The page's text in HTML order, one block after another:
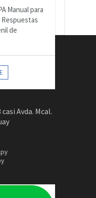
Manual para
de
Avda. Mcal.